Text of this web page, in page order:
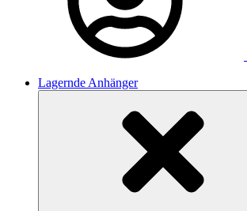
Lagernde Anhänger